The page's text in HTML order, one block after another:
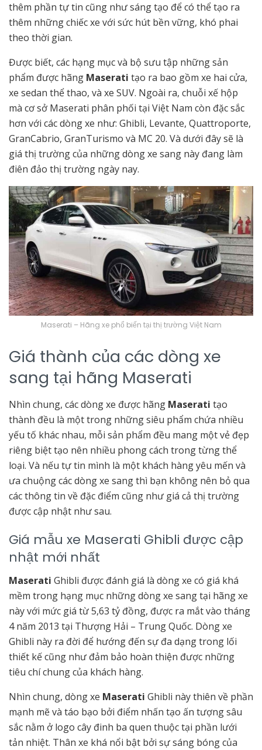
thêm phần tự tin cũng như sáng tạo để có thể tạo ra
thêm những chiếc xe với sức hút bền vững, khó phai
theo thời gian.
Được biết, các hạng mục và bộ sưu tập những sản
phẩm được hãng Maserati tạo ra bao gồm xe hai cửa,
xe sedan thể thao, và xe SUV. Ngoài ra, chuỗi xế hộp
mà cơ sở Maserati phân phối tại Việt Nam còn đặc sắc
hơn với các dòng xe như: Ghibli, Levante, Quattroporte,
GranCabrio, GranTurismo và MC 20. Và dưới đây sẽ là
giá thị trường của những dòng xe sang này đang làm
điên đảo thị trường ngày nay.
Maserati – Hãng xe phổ biến tại thị trường Việt Nam
Giá thành của các dòng xe
sang tại hãng Maserati
Nhìn chung, các dòng xe được hãng Maserati tạo
thành đều là một trong những siêu phẩm chứa nhiều
yếu tố khác nhau, mỗi sản phẩm đều mang một vẻ đẹp
riêng biệt tạo nên nhiều phong cách trong từng thể
loại. Và nếu tự tin mình là một khách hàng yêu mến và
ưa chuộng các dòng xe sang thì bạn không nên bỏ qua
các thông tin về đặc điểm cũng như giá cả thị trường
được cập nhật như sau.
Giá mẫu xe Maserati Ghibli được cập
nhật mới nhất
Maserati Ghibli được đánh giá là dòng xe có giá khá
mềm trong hạng mục những dòng xe sang tại hãng xe
này với mức giá từ 5,63 tỷ đồng, được ra mắt vào tháng
4 năm 2013 tại Thượng Hải – Trung Quốc. Dòng xe
Ghibli này ra đời để hướng đến sự đa dạng trong lối
thiết kế cũng như đảm bảo hoàn thiện được những
tiêu chí chung của khách hàng.
Nhìn chung, dòng xe Maserati Ghibli này thiên về phần
mạnh mẽ và táo bạo bởi điểm nhấn tạo ấn tượng sâu
sắc nằm ở logo cây đinh ba quen thuộc tại phần lưới
tản nhiệt. Thân xe khá nổi bật bởi sự sáng bóng của